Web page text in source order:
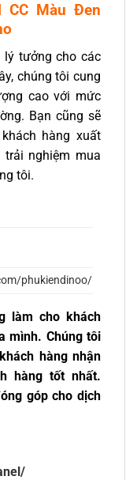
CC Màu Đen
lý tưởng cho các
chúng tôi cung
cao với mức
Bạn cũng sẽ
hàng xuất
nghiệm mua
tôi.
phukiendinoo/
làm cho khách
mình. Chúng tôi
hàng nhận
hàng tốt nhất.
góp cho dịch